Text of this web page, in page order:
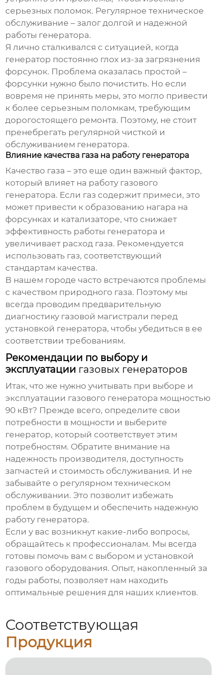
серьезных поломок. Регулярное техническое
обслуживание – залог долгой и надежной
работы генератора.
Я лично сталкивался с ситуацией, когда
генератор постоянно глох из-за загрязнения
форсунок. Проблема оказалась простой –
форсунки нужно было почистить. Но если
вовремя не принять меры, это могло привести
к более серьезным поломкам, требующим
дорогостоящего ремонта. Поэтому, не стоит
пренебрегать регулярной чисткой и
обслуживанием генератора.
Влияние качества газа на работу генератора
Качество газа – это еще один важный фактор,
который влияет на работу газового
генератора. Если газ содержит примеси, это
может привести к образованию нагара на
форсунках и катализаторе, что снижает
эффективность работы генератора и
увеличивает расход газа. Рекомендуется
использовать газ, соответствующий
стандартам качества.
В нашем городе часто встречаются проблемы
с качеством природного газа. Поэтому мы
всегда проводим предварительную
диагностику газовой магистрали перед
установкой генератора, чтобы убедиться в ее
соответствии требованиям.
Рекомендации по выбору и
эксплуатации газовых генераторов
Итак, что же нужно учитывать при выборе и
эксплуатации газового генератора мощностью
90 кВт? Прежде всего, определите свои
потребности в мощности и выберите
генератор, который соответствует этим
потребностям. Обратите внимание на
надежность производителя, доступность
запчастей и стоимость обслуживания. И не
забывайте о регулярном техническом
обслуживании. Это позволит избежать
проблем в будущем и обеспечить надежную
работу генератора.
Если у вас возникнут какие-либо вопросы,
обращайтесь к профессионалам. Мы всегда
готовы помочь вам с выбором и установкой
газового оборудования. Опыт, накопленный за
годы работы, позволяет нам находить
оптимальные решения для наших клиентов.
Соответствующая
Продукция